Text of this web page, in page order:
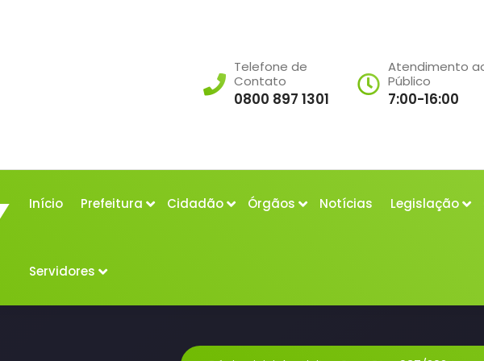
Telefone de
Contato
0800 897 1301
Atendimento
Público
7:00-16:00
Início Prefeitura Cidadão Órgãos Notícias Legislação
Servidores